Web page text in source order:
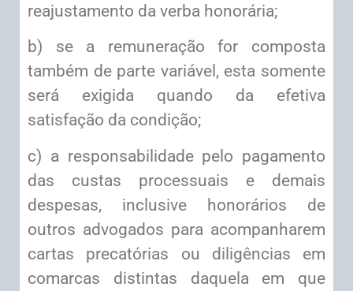
reajustamento da verba honorária;
b) se a remuneração for composta
também de parte variável, esta somente
será exigida quando da efetiva
satisfação da condição;
c) a responsabilidade pelo pagamento
das custas processuais e demais
despesas, inclusive honorários de
outros advogados para acompanharem
cartas precatórias ou diligências em
comarcas distintas daquela em que